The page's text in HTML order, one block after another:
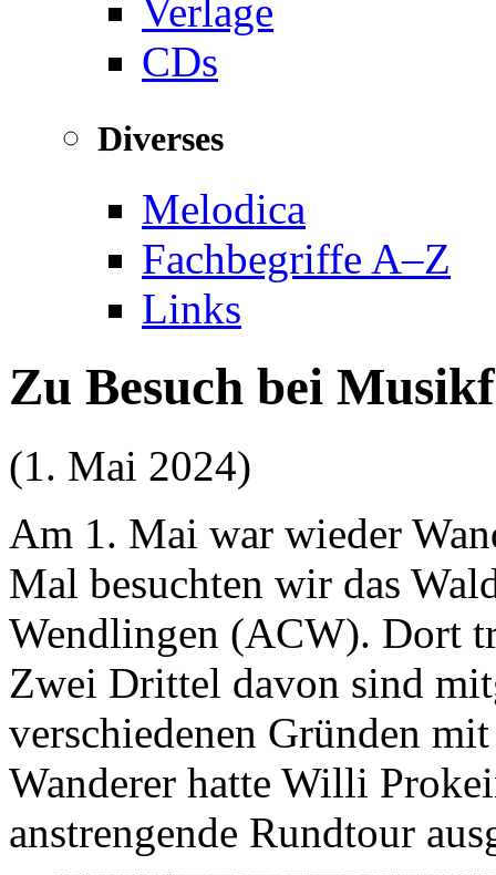
Verlage
CDs
Diverses
Melodica
Fachbegriffe A–Z
Links
Zu Besuch bei
(1. Mai 2024)
Am 1. Mai war wieder
Mal besuchten wir das
Wendlingen (ACW). Dort
Zwei Drittel davon sind
verschiedenen Gründen
Wanderer hatte Willi
anstrengende Rundtour